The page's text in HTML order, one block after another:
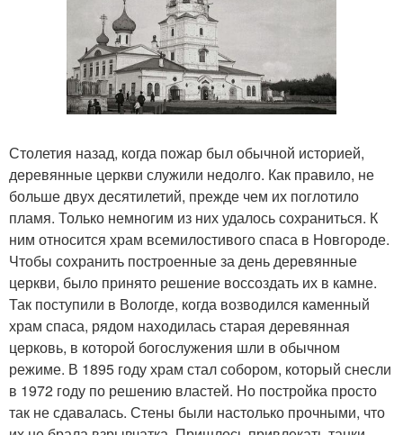
Столетия назад, когда пожар был обычной историей,
деревянные церкви служили недолго. Как правило, не
больше двух десятилетий, прежде чем их поглотило
пламя. Только немногим из них удалось сохраниться. К
ним относится храм всемилостивого спаса в Новгороде.
Чтобы сохранить построенные за день деревянные
церкви, было принято решение воссоздать их в камне.
Так поступили в Вологде, когда возводился каменный
храм спаса, рядом находилась старая деревянная
церковь, в которой богослужения шли в обычном
режиме. В 1895 году храм стал собором, который снесли
в 1972 году по решению властей. Но постройка просто
так не сдавалась. Стены были настолько прочными, что